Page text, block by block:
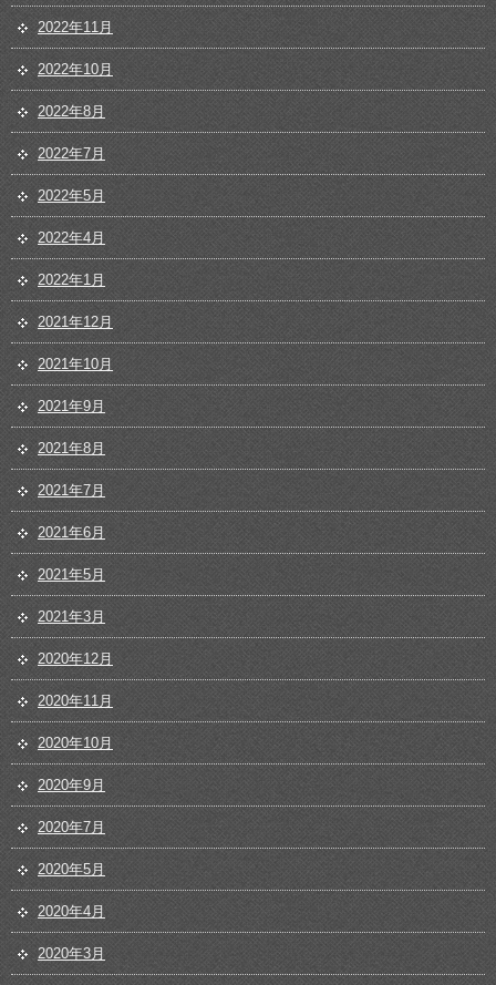
2022年11月
2022年10月
2022年8月
2022年7月
2022年5月
2022年4月
2022年1月
2021年12月
2021年10月
2021年9月
2021年8月
2021年7月
2021年6月
2021年5月
2021年3月
2020年12月
2020年11月
2020年10月
2020年9月
2020年7月
2020年5月
2020年4月
2020年3月